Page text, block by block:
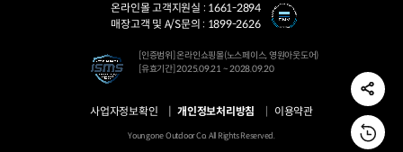
온라인몰 고객지원실 : 1661-2894
매장고객 및 A/S문의 : 1899-2626
[인증범위] 온라인쇼핑몰(노스페이스, 영원아웃도어)
[유효기간] 2025.09.21 ~ 2028.09.20
사업자정보확인 개인정보처리방침 이용약관
Youngone Outdoor Co. All Rights Reserved.